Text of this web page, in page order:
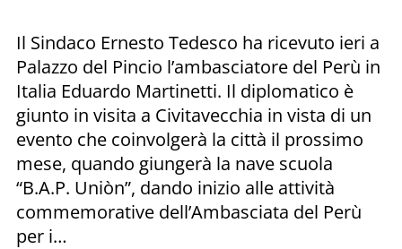
Il Sindaco Ernesto Tedesco ha ricevuto ieri a
Palazzo del Pincio l’ambasciatore del Perù in
Italia Eduardo Martinetti. Il diplomatico è
giunto in visita a Civitavecchia in vista di un
evento che coinvolgerà la città il prossimo
mese, quando giungerà la nave scuola
“B.A.P. Uniòn”, dando inizio alle attività
commemorative dell’Ambasciata del Perù
per i…